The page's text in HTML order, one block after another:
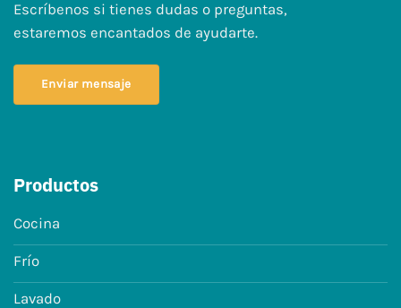
Escríbenos si tienes dudas o preguntas,
estaremos encantados de ayudarte.
Enviar mensaje
Productos
Cocina
Frío
Lavado